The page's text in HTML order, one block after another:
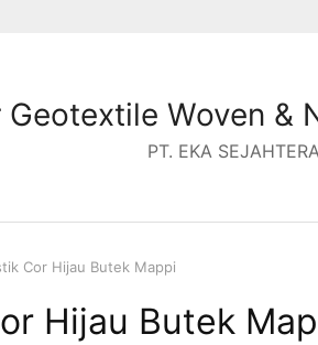
Geotextile Woven &
PT. EKA
Cor Hijau Butek Mappi
Hijau Butek